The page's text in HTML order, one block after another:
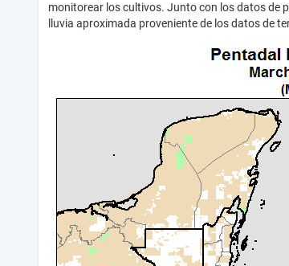
monitorear los cultivos. Junto con los datos de
lluvia aproximada proveniente de los datos de